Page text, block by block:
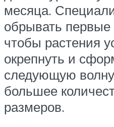
месяца.
обрывать первые
чтобы растения
окрепнуть и
следующую
большее
размеров.